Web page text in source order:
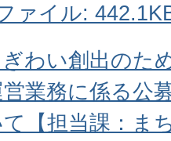
ァイル:
わい創出のた
業務に係る公
【担当課：ま